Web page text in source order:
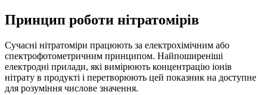
Принцип роботи нітратомірів
Сучасні нітратоміри працюють за електрохімічним або
спектрофотометричним принципом. Найпоширеніші
електродні прилади, які вимірюють концентрацію іонів
нітрату в продукті і перетворюють цей показник на доступне
для розуміння числове значення.